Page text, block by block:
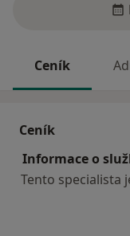
Ceník
Ceník
Informace o
Tento specialista